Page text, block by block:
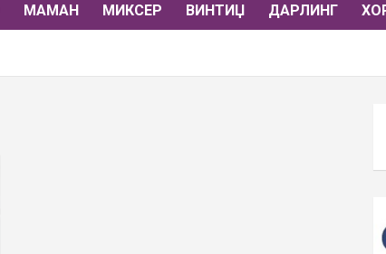
МАМАН МИКСЕР ВИНТИЏ ДАРЛИНГ